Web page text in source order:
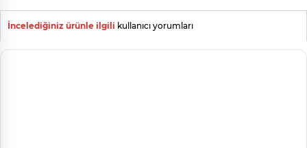
İncelediğiniz ürünle ilgili kullanıcı yorumları